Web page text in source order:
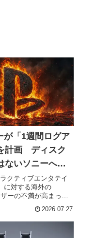
が「1週間ログア
計画 ディスク
ないソニーへの
クティブエンタテイ
に対する海外の
ーの不満が高まって
的に終了する方針が大
いますが、それだけ
せん...
2026.07.27